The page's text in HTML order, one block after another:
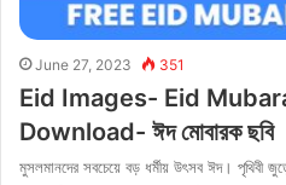
June 27, 2023 351
Eid Images- Eid
Download- ঈদ মোবারক ছবি
মুসলমানদের সবচেয়ে বড় ধর্মীয় উৎসব ঈদ। পৃথিবী